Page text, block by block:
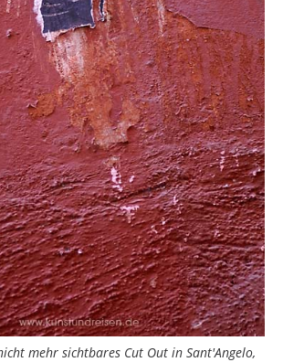
mehr sichtbares Cut Out in Sant'Angelo,